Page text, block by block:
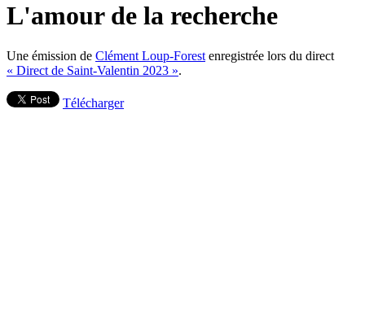
L'amour de la recherche
Une émission de Clément Loup-Forest enregistrée lors du direct
« Direct de Saint-Valentin 2023 ».
Télécharger